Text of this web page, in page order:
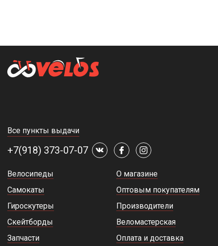
Все пункты выдачи
+7(918) 373-07-07
Велосипеды
Самокаты
Гироскутеры
Скейтборды
Запчасти
О магазине
Оптовым покупателям
Производители
Веломастерская
Оплата и доставка